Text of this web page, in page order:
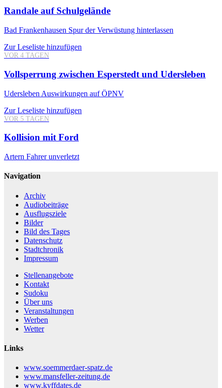
Randale auf Schulgelände
Bad Frankenhausen Spur der Verwüstung hinterlassen
Zur Leseliste hinzufügen
VOR 4 TAGEN
Vollsperrung zwischen Esperstedt und Udersleben
Udersleben Auswirkungen auf ÖPNV
Zur Leseliste hinzufügen
VOR 5 TAGEN
Kollision mit Ford
Artern Fahrer unverletzt
Navigation
Archiv
Audiobeiträge
Ausflugsziele
Bilder
Bild des Tages
Datenschutz
Stadtchronik
Impressum
Stellenangebote
Kontakt
Sudoku
Über uns
Veranstaltungen
Werben
Wetter
Links
www.soemmerdaer-spatz.de
www.mansfeller-zeitung.de
www.kyffdates.de